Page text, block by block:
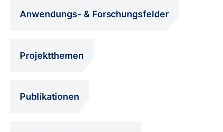
Anwendungs- & Forschungsfelder
Projektthemen
Publikationen